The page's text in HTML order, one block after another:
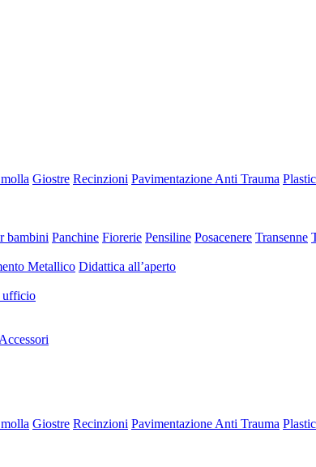
Giostre Recinzioni Pavimentazione Anti Trauma
bambini Panchine Fiorerie Pensiline Posacenere Transenne
Metallico Didattica all’aperto
ufficio
Accessori
Giostre Recinzioni Pavimentazione Anti Trauma